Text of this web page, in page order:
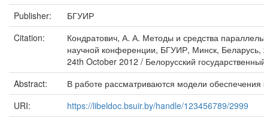
Publisher:
БГУИР
Citation:
Кондратович, А. А. Методы и средства
научной конференции, БГУИР, Минск, Беларусь,
24th October 2012 / Белорусский
Abstract:
В работе рассматриваются модели
URI:
https://libeldoc.bsuir.by/handle/123456789/2999